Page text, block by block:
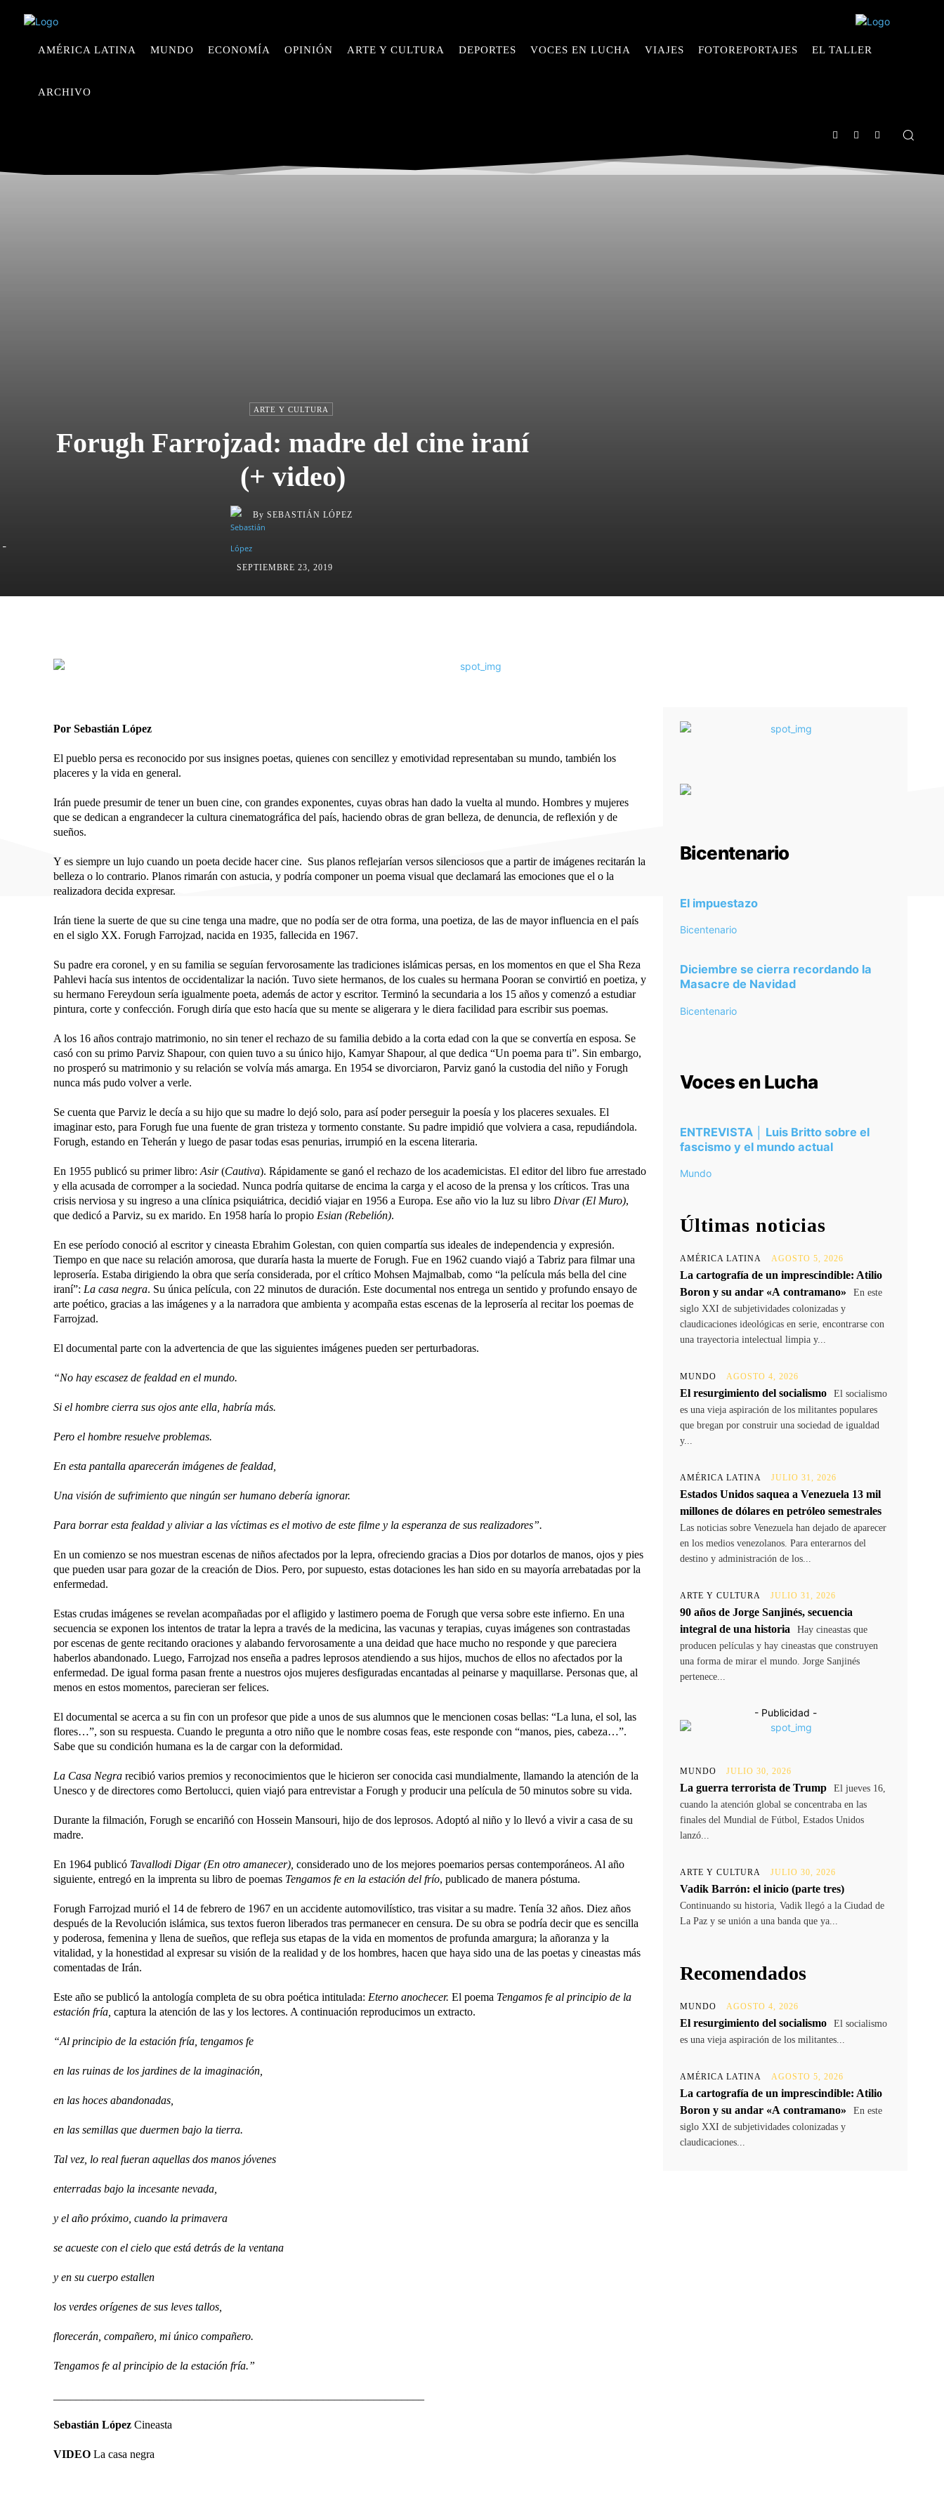
AMÉRICA LATINA MUNDO ECONOMÍA OPINIÓN ARTE Y CULTURA DEPORTES VOCES EN LUCHA VIAJES FOTOREPORTAJES EL TALLER
ARCHIVO
ARTE Y CULTURA
Forugh Farrojzad: madre del cine iraní
(+ video)
By SEBASTIÁN LÓPEZ
-
SEPTIEMBRE 23, 2019
Por Sebastián López
El pueblo persa es reconocido por sus insignes poetas, quienes con sencillez y emotividad representaban su mundo, también los
placeres y la vida en general.
Irán puede presumir de tener un buen cine, con grandes exponentes, cuyas obras han dado la vuelta al mundo. Hombres y mujeres
que se dedican a engrandecer la cultura cinematográfica del país, haciendo obras de gran belleza, de denuncia, de reflexión y de
sueños.
Y es siempre un lujo cuando un poeta decide hacer cine. Sus planos reflejarían versos silenciosos que a partir de imágenes recitarán la
belleza o lo contrario. Planos rimarán con astucia, y podría componer un poema visual que declamará las emociones que el o la
realizadora decida expresar.
Irán tiene la suerte de que su cine tenga una madre, que no podía ser de otra forma, una poetiza, de las de mayor influencia en el país
en el siglo XX. Forugh Farrojzad, nacida en 1935, fallecida en 1967.
Su padre era coronel, y en su familia se seguían fervorosamente las tradiciones islámicas persas, en los momentos en que el Sha Reza
Pahlevi hacía sus intentos de occidentalizar la nación. Tuvo siete hermanos, de los cuales su hermana Pooran se convirtió en poetiza, y
su hermano Fereydoun sería igualmente poeta, además de actor y escritor. Terminó la secundaria a los 15 años y comenzó a estudiar
pintura, corte y confección. Forugh diría que esto hacía que su mente se aligerara y le diera facilidad para escribir sus poemas.
A los 16 años contrajo matrimonio, no sin tener el rechazo de su familia debido a la corta edad con la que se convertía en esposa. Se
casó con su primo Parviz Shapour, con quien tuvo a su único hijo, Kamyar Shapour, al que dedica “Un poema para ti”. Sin embargo,
no prosperó su matrimonio y su relación se volvía más amarga. En 1954 se divorciaron, Parviz ganó la custodia del niño y Forugh
nunca más pudo volver a verle.
Se cuenta que Parviz le decía a su hijo que su madre lo dejó solo, para así poder perseguir la poesía y los placeres sexuales. El
imaginar esto, para Forugh fue una fuente de gran tristeza y tormento constante. Su padre impidió que volviera a casa, repudiándola.
Forugh, estando en Teherán y luego de pasar todas esas penurias, irrumpió en la escena literaria.
En 1955 publicó su primer libro: Asir(Cautiva). Rápidamente se ganó el rechazo de los academicistas. El editor del libro fue arrestado
y ella acusada de corromper a la sociedad. Nunca podría quitarse de encima la carga y el acoso de la prensa y los críticos. Tras una
crisis nerviosa y su ingreso a una clínica psiquiátrica, decidió viajar en 1956 a Europa. Ese año vio la luz su libro Divar (El Muro),
que dedicó a Parviz, su ex marido. En 1958 haría lo propio Esian (Rebelión).
En ese período conoció al escritor y cineasta Ebrahim Golestan, con quien compartía sus ideales de independencia y expresión.
Tiempo en que nace su relación amorosa, que duraría hasta la muerte de Forugh. Fue en 1962 cuando viajó a Tabriz para filmar una
leprosería. Estaba dirigiendo la obra que sería considerada, por el crítico Mohsen Majmalbab, como “la película más bella del cine
iraní”: La casa negra. Su única película, con 22 minutos de duración. Este documental nos entrega un sentido y profundo ensayo de
arte poético, gracias a las imágenes y a la narradora que ambienta y acompaña estas escenas de la leprosería al recitar los poemas de
Farrojzad.
El documental parte con la advertencia de que las siguientes imágenes pueden ser perturbadoras.
“No hay escasez de fealdad en el mundo.
Si el hombre cierra sus ojos ante ella, habría más.
Pero el hombre resuelve problemas.
En esta pantalla aparecerán imágenes de fealdad,
Una visión de sufrimiento que ningún ser humano debería ignorar.
Para borrar esta fealdad y aliviar a las víctimas es el motivo de este filme y la esperanza de sus realizadores”.
En un comienzo se nos muestran escenas de niños afectados por la lepra, ofreciendo gracias a Dios por dotarlos de manos, ojos y pies
que pueden usar para gozar de la creación de Dios. Pero, por supuesto, estas dotaciones les han sido en su mayoría arrebatadas por la
enfermedad.
Estas crudas imágenes se revelan acompañadas por el afligido y lastimero poema de Forugh que versa sobre este infierno. En una
secuencia se exponen los intentos de tratar la lepra a través de la medicina, las vacunas y terapias, cuyas imágenes son contrastadas
por escenas de gente recitando oraciones y alabando fervorosamente a una deidad que hace mucho no responde y que pareciera
haberlos abandonado. Luego, Farrojzad nos enseña a padres leprosos atendiendo a sus hijos, muchos de ellos no afectados por la
enfermedad. De igual forma pasan frente a nuestros ojos mujeres desfiguradas encantadas al peinarse y maquillarse. Personas que, al
menos en estos momentos, parecieran ser felices.
El documental se acerca a su fin con un profesor que pide a unos de sus alumnos que le mencionen cosas bellas: “La luna, el sol, las
flores…”, son su respuesta. Cuando le pregunta a otro niño que le nombre cosas feas, este responde con “manos, pies, cabeza…”.
Sabe que su condición humana es la de cargar con la deformidad.
La Casa Negra recibió varios premios y reconocimientos que le hicieron ser conocida casi mundialmente, llamando la atención de la
Unesco y de directores como Bertolucci, quien viajó para entrevistar a Forugh y producir una película de 50 minutos sobre su vida.
Durante la filmación, Forugh se encariñó con Hossein Mansouri, hijo de dos leprosos. Adoptó al niño y lo llevó a vivir a casa de su
madre.
En 1964 publicó Tavallodi Digar (En otro amanecer), considerado uno de los mejores poemarios persas contemporáneos. Al año
siguiente, entregó en la imprenta su libro de poemas Tengamos fe en la estación del frío, publicado de manera póstuma.
Forugh Farrojzad murió el 14 de febrero de 1967 en un accidente automovilístico, tras visitar a su madre. Tenía 32 años. Diez años
después de la Revolución islámica, sus textos fueron liberados tras permanecer en censura. De su obra se podría decir que es sencilla
y poderosa, femenina y llena de sueños, que refleja sus etapas de la vida en momentos de profunda amargura; la añoranza y la
vitalidad, y la honestidad al expresar su visión de la realidad y de los hombres, hacen que haya sido una de las poetas y cineastas más
comentadas de Irán.
Este año se publicó la antología completa de su obra poética intitulada: Eterno anochecer. El poema Tengamos fe al principio de la
estación fría, captura la atención de las y los lectores. A continuación reproducimos un extracto.
“Al principio de la estación fría, tengamos fe
en las ruinas de los jardines de la imaginación,
en las hoces abandonadas,
en las semillas que duermen bajo la tierra.
Tal vez, lo real fueran aquellas dos manos jóvenes
enterradas bajo la incesante nevada,
y el año próximo, cuando la primavera
se acueste con el cielo que está detrás de la ventana
y en su cuerpo estallen
los verdes orígenes de sus leves tallos,
florecerán, compañero, mi único compañero.
Tengamos fe al principio de la estación fría.”
Sebastián López Cineasta
VIDEO La casa negra
Bicentenario
El impuestazo
Bicentenario
Diciembre se cierra recordando la
Masacre de Navidad
Bicentenario
Voces en Lucha
ENTREVISTA │ Luis Britto sobre el
fascismo y el mundo actual
Mundo
Últimas noticias
AMÉRICA LATINA AGOSTO 5, 2026
La cartografía de un imprescindible: Atilio
Boron y su andar «A contramano»
En este
siglo XXI de subjetividades colonizadas y
claudicaciones ideológicas en serie, encontrarse con
una trayectoria intelectual limpia y...
MUNDO AGOSTO 4, 2026
El resurgimiento del socialismo
El socialismo
es una vieja aspiración de los militantes populares
que bregan por construir una sociedad de igualdad
y...
AMÉRICA LATINA JULIO 31, 2026
Estados Unidos saquea a Venezuela 13 mil
millones de dólares en petróleo semestrales
Las noticias sobre Venezuela han dejado de aparecer
en los medios venezolanos. Para enterarnos del
destino y administración de los...
ARTE Y CULTURA JULIO 31, 2026
90 años de Jorge Sanjinés, secuencia
integral de una historia
Hay cineastas que
producen películas y hay cineastas que construyen
una forma de mirar el mundo. Jorge Sanjinés
pertenece...
- Publicidad -
MUNDO JULIO 30, 2026
La guerra terrorista de Trump
El jueves 16,
cuando la atención global se concentraba en las
finales del Mundial de Fútbol, Estados Unidos
lanzó...
ARTE Y CULTURA JULIO 30, 2026
Vadik Barrón: el inicio (parte tres)
Continuando su historia, Vadik llegó a la Ciudad de
La Paz y se unión a una banda que ya...
Recomendados
MUNDO AGOSTO 4, 2026
El resurgimiento del socialismo
El socialismo
es una vieja aspiración de los militantes...
AMÉRICA LATINA AGOSTO 5, 2026
La cartografía de un imprescindible: Atilio
Boron y su andar «A contramano»
En este
siglo XXI de subjetividades colonizadas y
claudicaciones...